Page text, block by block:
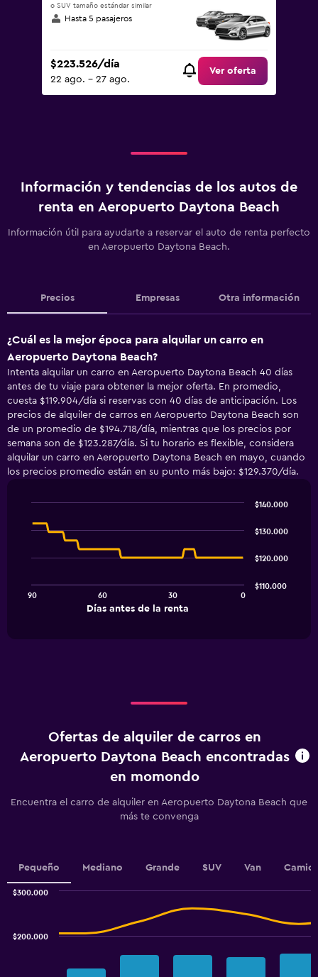
o SUV tamaño estándar similar
Hasta 5 pasajeros
$223.526/día
22 ago. - 27 ago.
Ver oferta
Información y tendencias de los autos de
renta en Aeropuerto Daytona Beach
Información útil para ayudarte a reservar el auto de renta perfecto
en Aeropuerto Daytona Beach.
Precios Empresas Otra información
¿Cuál es la mejor época para alquilar un carro en
Aeropuerto Daytona Beach?
Intenta alquilar un carro en Aeropuerto Daytona Beach 40 días
antes de tu viaje para obtener la mejor oferta. En promedio,
cuesta $119.904/día si reservas con 40 días de anticipación. Los
precios de alquiler de carros en Aeropuerto Daytona Beach son
de un promedio de $194.718/día, mientras que los precios por
semana son de $123.287/día. Si tu horario es flexible, considera
alquilar un carro en Aeropuerto Daytona Beach en mayo, cuando
los precios promedio están en su punto más bajo: $129.370/día.
chart
The
renta.
Range:
The
axis
displaying
values.
to
graphic.
Días antes de la renta
90 60 30 0
$110.000
$120.000
$130.000
$140.000
Ofertas de alquiler de carros en
Aeropuerto Daytona Beach encontradas
en momondo
Encuentra el carro de alquiler en Aeropuerto Daytona Beach que
más te convenga
Pequeño Mediano Grande SUV Van
$200.000
$300.000